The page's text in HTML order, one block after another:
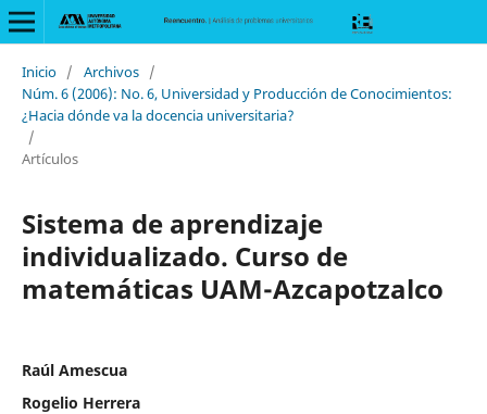
Inicio / Archivos /
Núm. 6 (2006): No. 6, Universidad y Producción de Conocimientos:
¿Hacia dónde va la docencia universitaria?
/
Artículos
Sistema de aprendizaje
individualizado. Curso de
matemáticas UAM-Azcapotzalco
Raúl Amescua
Rogelio Herrera